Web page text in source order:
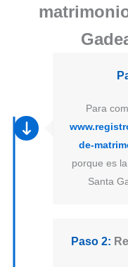
Para
de-
porque es
Santa
Paso 2: